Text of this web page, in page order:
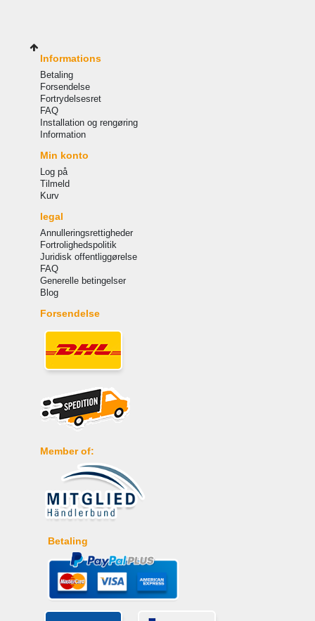
Informations
Betaling
Forsendelse
Fortrydelsesret
FAQ
Installation og rengøring
Information
Min konto
Log på
Tilmeld
Kurv
legal
Annulleringsrettigheder
Fortrolighedspolitik
Juridisk offentliggørelse
FAQ
Generelle betingelser
Blog
Forsendelse
Member of:
Betaling